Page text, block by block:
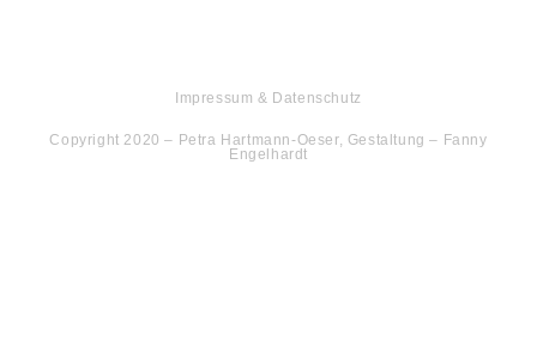
Impressum & Datenschutz
Copyright 2020 – Petra Hartmann-Oeser, Gestaltung – Fanny
Engelhardt